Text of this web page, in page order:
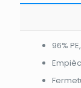
96%